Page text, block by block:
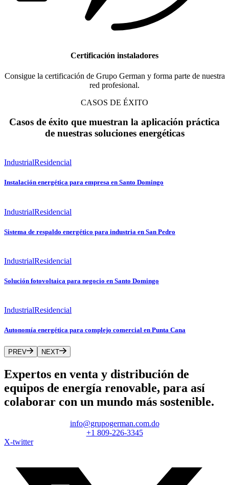
Certificación instaladores
Consigue la certificación de Grupo German y forma parte de nuestra
red profesional.
CASOS DE ÉXITO
Casos de éxito que muestran la aplicación práctica
de nuestras soluciones energéticas
IndustrialResidencial
Instalación energética para empresa en Santo Domingo
IndustrialResidencial
Sistema de respaldo energético para industria en San Pedro
IndustrialResidencial
Solución fotovoltaica para negocio en Santo Domingo
IndustrialResidencial
Autonomía energética para complejo comercial en Punta Cana
PREV NEXT
Expertos en venta y distribución de
equipos de energía renovable, para así
colaborar con un mundo más sostenible.
info@grupogerman.com.do
+1 809-226-3345
X-twitter